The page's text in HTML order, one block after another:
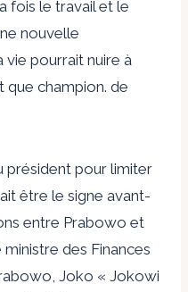
fois le travail et le
nouvelle
pourrait nuire à
que champion. de
président pour limiter
être le signe avant-
entre Prabowo et
des Finances
Joko « Jokowi